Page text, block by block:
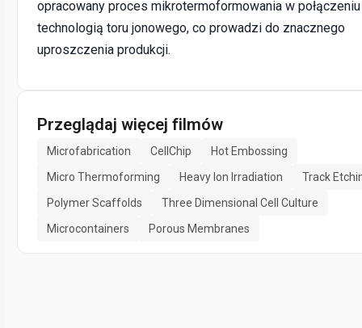
opracowany proces mikrotermoformowania w
technologią toru jonowego, co prowadzi do znacznego
uproszczenia produkcji.
Przeglądaj więcej filmów
Microfabrication CellChip
Hot Embossing
Micro Thermoforming
Heavy Ion Irradiation
Track
Polymer Scaffolds
Three Dimensional Cell Culture
Microcontainers
Porous Membranes